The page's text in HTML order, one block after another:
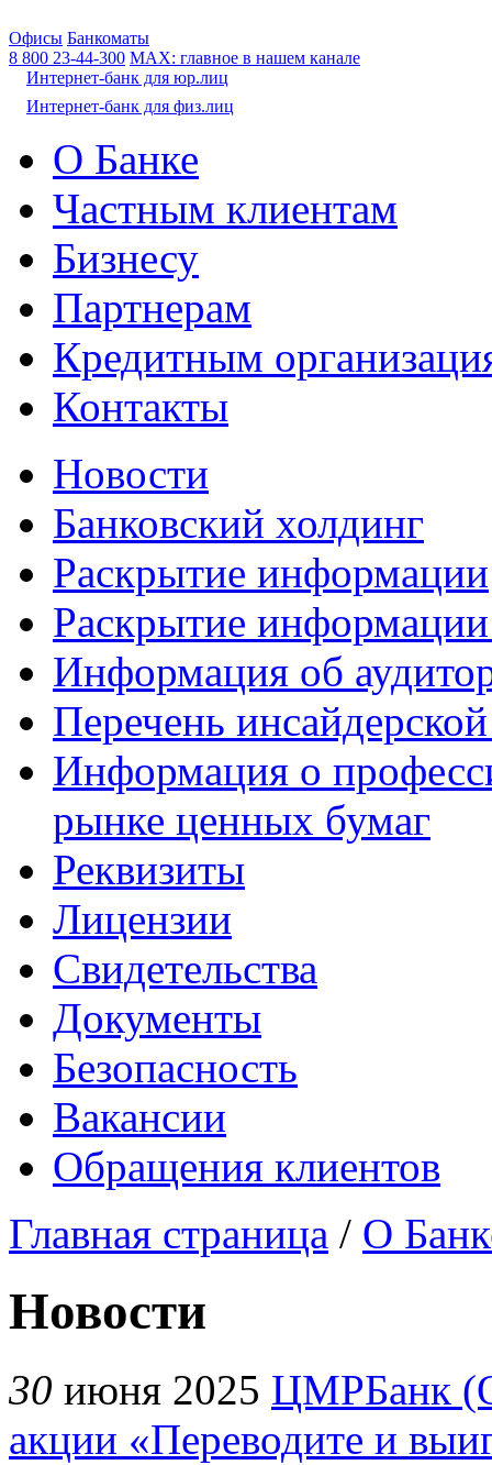
Офисы Банкоматы
8 800 23-44-300 МАХ: главное в нашем канале
Интернет-банк для юр.лиц
Интернет-банк для физ.лиц
О Банке
Частным клиентам
Бизнесу
Партнерам
Кредитным
Контакты
Новости
Банковский холдинг
Раскрытие информации
Раскрытие
Информация об
Перечень
Информация о
рынке ценных бумаг
Реквизиты
Лицензии
Свидетельства
Документы
Безопасность
Вакансии
Обращения клиентов
Главная страница / О
Новости
30 июня 2025 ЦМРБанк
акции «Переводите и